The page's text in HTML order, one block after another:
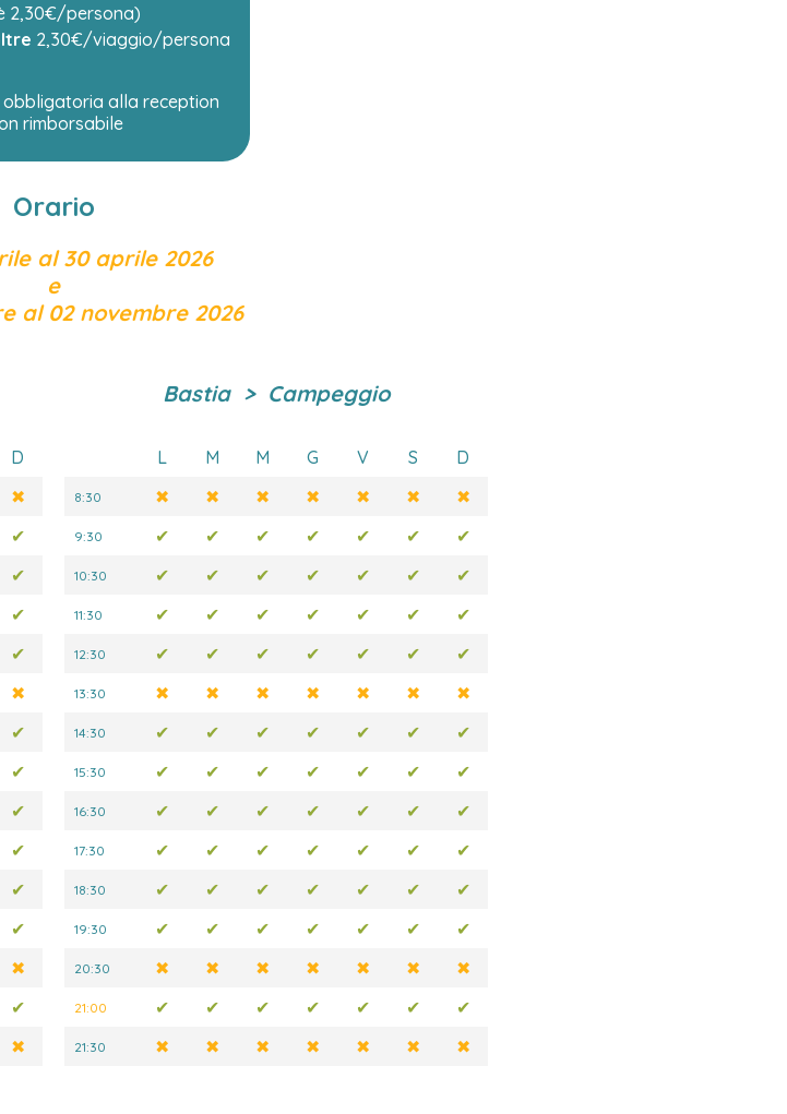
2,30€/persona)
2,30€/viaggio/persona
obbligatoria alla reception
rimborsabile
Orario
al 30 aprile 2026
e
al 02 novembre 2026
D
✖
✔
✔
✔
✔
✖
✔
✔
✔
✔
✔
✔
✖
✔
✖
Bastia > Campeggio
L M M G V S D
8:30 ✖ ✖ ✖ ✖ ✖ ✖ ✖
9:30 ✔ ✔ ✔ ✔ ✔ ✔ ✔
10:30 ✔ ✔ ✔ ✔ ✔ ✔ ✔
11:30 ✔ ✔ ✔ ✔ ✔ ✔ ✔
12:30 ✔ ✔ ✔ ✔ ✔ ✔ ✔
13:30 ✖ ✖ ✖ ✖ ✖ ✖ ✖
14:30 ✔ ✔ ✔ ✔ ✔ ✔ ✔
15:30 ✔ ✔ ✔ ✔ ✔ ✔ ✔
16:30 ✔ ✔ ✔ ✔ ✔ ✔ ✔
17:30 ✔ ✔ ✔ ✔ ✔ ✔ ✔
18:30 ✔ ✔ ✔ ✔ ✔ ✔ ✔
19:30 ✔ ✔ ✔ ✔ ✔ ✔ ✔
20:30 ✖ ✖ ✖ ✖ ✖ ✖ ✖
21:00 ✔ ✔ ✔ ✔ ✔ ✔ ✔
21:30 ✖ ✖ ✖ ✖ ✖ ✖ ✖